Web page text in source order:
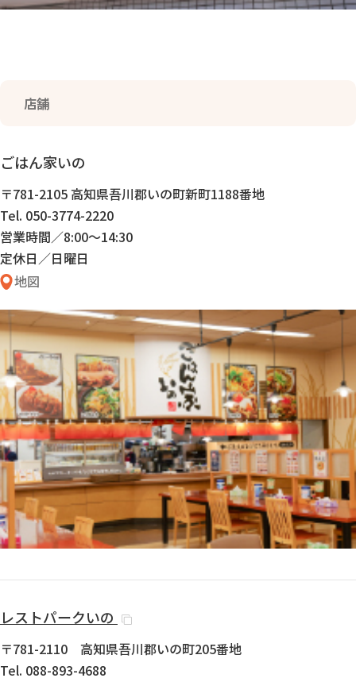
店舗
ごはん家いの
〒781-2105 高知県吾川郡いの町新町1188番地
Tel. 050-3774-2220
営業時間／8:00〜14:30
定休日／日曜日
地図
レストパークいの
〒781-2110 高知県吾川郡いの町205番地
Tel. 088-893-4688